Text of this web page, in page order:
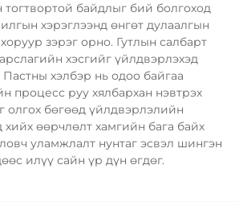
тогтвортой байдлыг бий болгоход
хэрэглээнд өнгөт дулаалгын
зэрэг орно. Гутлын салбарт
хэсгийг үйлдвэрлэхэд
Пастны хэлбэр нь одоо байгаа
процесс руу хялбархан нэвтрэх
олгох бөгөөд үйлдвэрлэлийн
өөрчлөлт хамгийн бага байх
уламжлалт нунтаг эсвэл шингэн
илүү сайн үр дүн өгдөг.